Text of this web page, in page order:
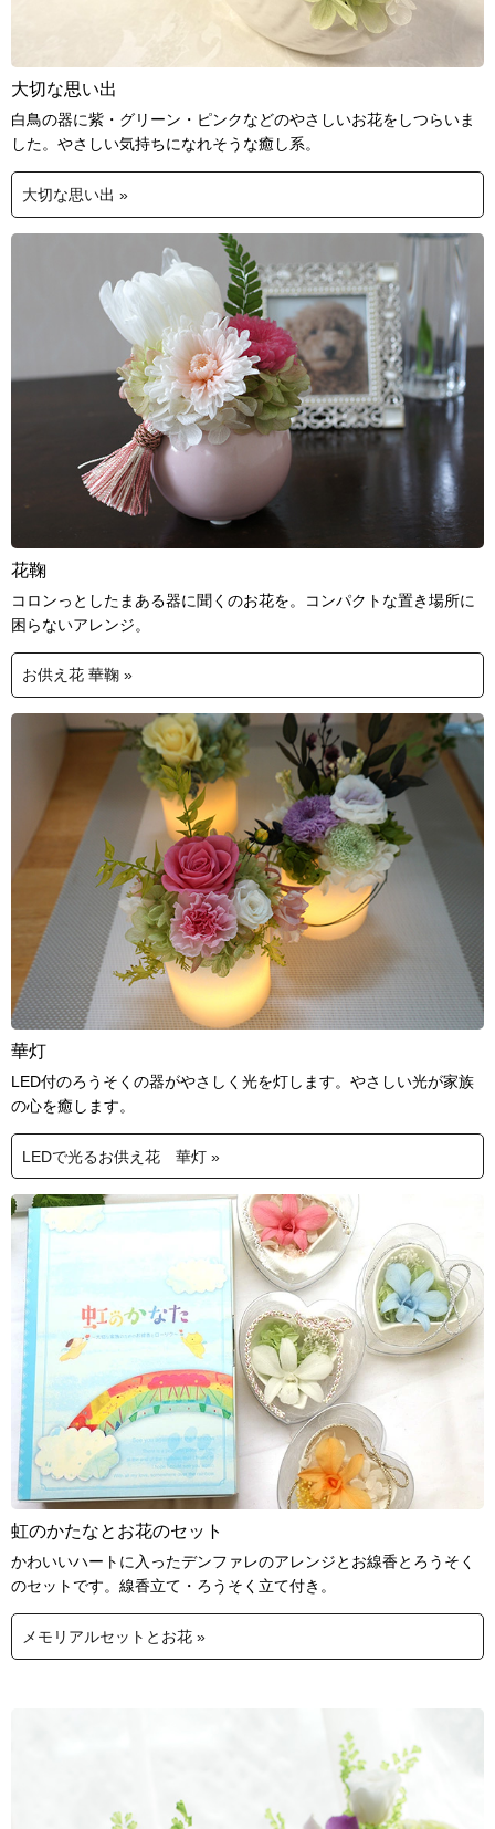
大切な思い出
白鳥の器に紫・グリーン・ピンクなどのやさしいお花をしつらいま
した。やさしい気持ちになれそうな癒し系。
大切な思い出 »
花鞠
コロンっとしたまある器に聞くのお花を。コンパクトな置き場所に
困らないアレンジ。
お供え花 華鞠 »
華灯
LED付のろうそくの器がやさしく光を灯します。やさしい光が家族
の心を癒します。
LEDで光るお供え花 華灯 »
虹のかたなとお花のセット
かわいいハートに入ったデンファレのアレンジとお線香とろうそく
のセットです。線香立て・ろうそく立て付き。
メモリアルセットとお花 »